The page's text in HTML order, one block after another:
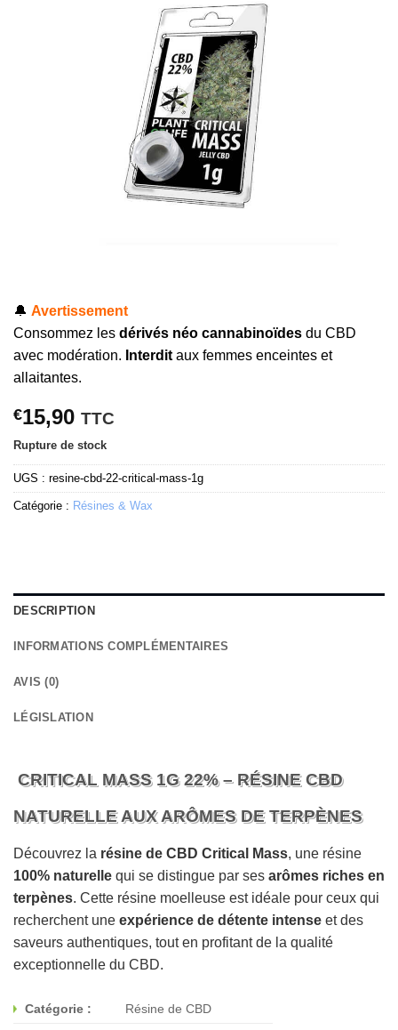
🔔 Avertissement
Consommez les dérivés néo cannabinoïdes du CBD
avec modération. Interdit aux femmes enceintes et
allaitantes.
€15,90 TTC
Rupture de stock
UGS : resine-cbd-22-critical-mass-1g
Catégorie : Résines & Wax
DESCRIPTION
INFORMATIONS COMPLÉMENTAIRES
AVIS (0)
LÉGISLATION
CRITICAL MASS 1G 22% – RÉSINE CBD
NATURELLE AUX ARÔMES DE TERPÈNES
Découvrez la résine de CBD Critical Mass, une résine
100% naturelle qui se distingue par ses arômes riches en
terpènes. Cette résine moelleuse est idéale pour ceux qui
recherchent une expérience de détente intense et des
saveurs authentiques, tout en profitant de la qualité
exceptionnelle du CBD.
Catégorie : Résine de CBD